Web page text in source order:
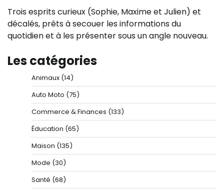
Trois esprits curieux (Sophie, Maxime et Julien) et
décalés, prêts à secouer les informations du
quotidien et à les présenter sous un angle nouveau.
Les catégories
Animaux (14)
Auto Moto (75)
Commerce & Finances (133)
Éducation (65)
Maison (135)
Mode (30)
Santé (68)